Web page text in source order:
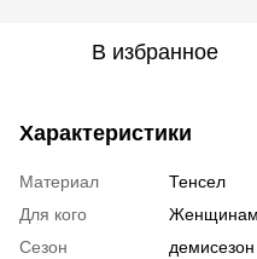
В избранное
Характеристики
Материал
Тенсел
Для кого
Женщинам
Сезон
демисезон